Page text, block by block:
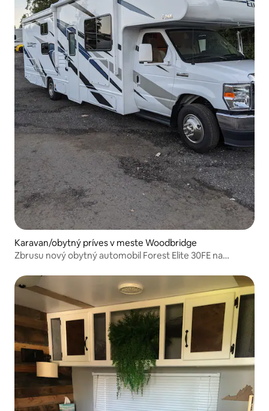
Karavan/obytný príves v meste Woodbridge
Zbrusu nový obytný automobil Forest Elite 30FE na